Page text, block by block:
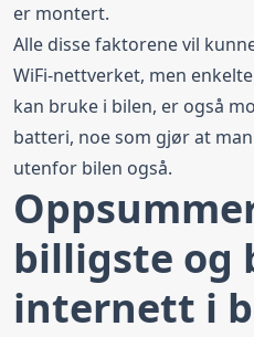
er montert.
Alle disse faktorene vil
WiFi-nettverket, men
kan bruke i bilen, er også
batteri, noe som gjør at
utenfor bilen også.
billigste og
internett i